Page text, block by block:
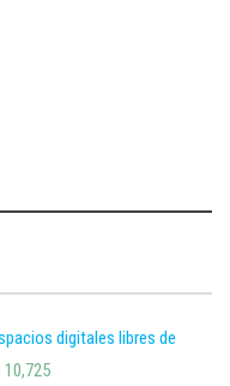
digitales libres de
10,725